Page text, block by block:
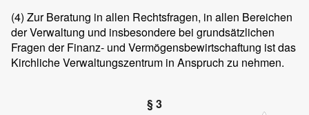
(4) Zur Beratung in allen Rechtsfragen, in allen Bereichen
der Verwaltung und insbesondere bei grundsätzlichen
Fragen der Finanz- und Vermögensbewirtschaftung ist das
Kirchliche Verwaltungszentrum in Anspruch zu nehmen.
§ 3